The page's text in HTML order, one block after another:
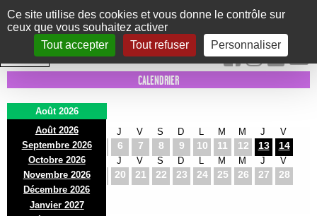
Panneau de gestion des cookies
Ce site utilise des cookies et vous donne le contrôle sur
ceux que vous souhaitez activer
Tout accepter
Tout refuser Personnaliser
Le Marni
CONCERTS DANSE/CIRQUE THÉÂTRE KIDS EXPOS EVENTS
INTRA MUROS
CALENDRIER
Août 2026
Août 2026
Septembre 2026
Octobre 2026
Novembre 2026
Décembre 2026
Janvier 2027
D
2
L
3
M
4
J
6
V
7
S
8
D
9 10
M
11
M
12
J
13
V
14
D
16
L
17
M
18
J
20
V
21
S
22
D
23 24
M
25
M
26
J
27
V
28
D
30
L
31